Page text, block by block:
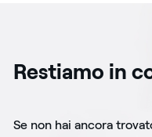
Restiamo in
Se non hai ancora